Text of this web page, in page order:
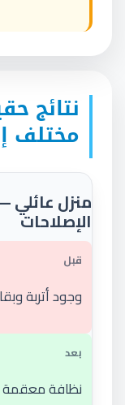
نتائج
مختلف
منزل
الإصلاحات
قبل
وجود أتربة وبقايا
بعد
نظافة معقمة 100% وخالية من الجزيئات الضارة